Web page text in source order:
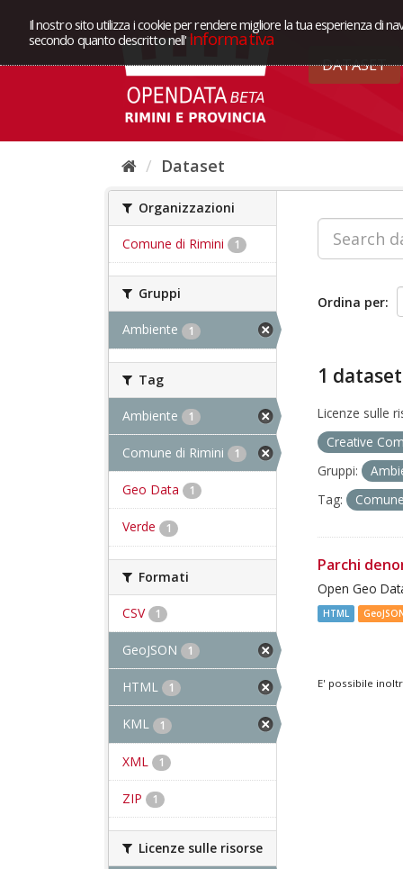
Il nostro sito utilizza i cookie per rendere migliore la tua esperienza di
secondo quanto descritto nell' Informativa
DATASET
Dataset
Organizzazioni
Comune di Rimini 1
Gruppi
Ambiente 1
Tag
Ambiente 1
Comune di Rimini 1
Geo Data 1
Verde 1
Formati
CSV 1
GeoJSON 1
HTML 1
KML 1
XML 1
ZIP 1
Licenze sulle risorse
Ordina per
1
Licenze sulle
Creative
Gruppi:
Tag:
Parchi
Open Geo
HTML
E' possibile